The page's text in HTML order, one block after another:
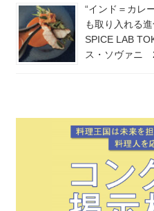
“インド＝カレ
も取り入れる
SPICE LAB
ス・ソヴァニ